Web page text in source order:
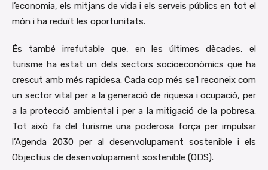
l’economia, els mitjans de vida i els serveis públics en tot el
món i ha reduït les oportunitats.
És també irrefutable que, en les últimes dècades, el
turisme ha estat un dels sectors socioeconòmics que ha
crescut amb més rapidesa. Cada cop més se’l reconeix com
un sector vital per a la generació de riquesa i ocupació, per
a la protecció ambiental i per a la mitigació de la pobresa.
Tot això fa del turisme una poderosa força per impulsar
l’Agenda 2030 per al desenvolupament sostenible i els
Objectius de desenvolupament sostenible (ODS).